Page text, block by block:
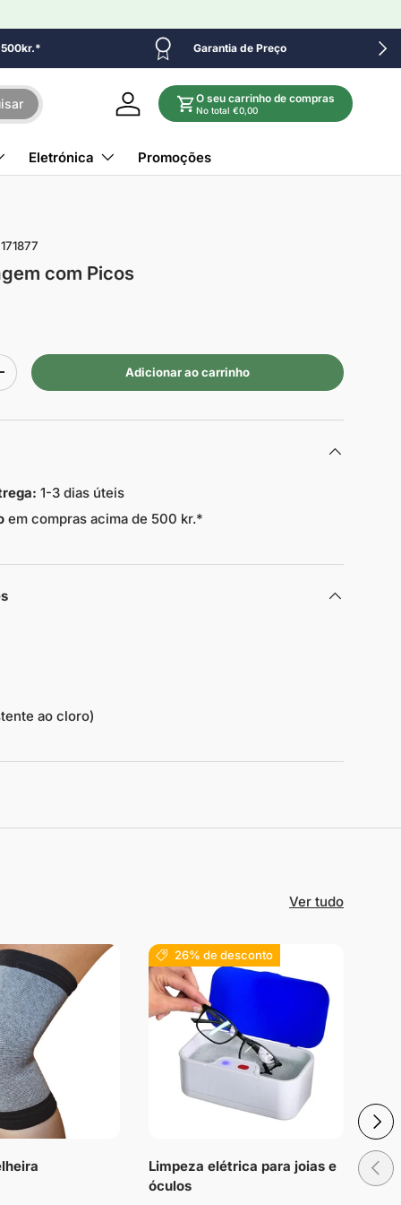
500kr.* Garantia de Preço
Iniciar sessão
O seu carrinho de compras
No total €0,00
Eletrónica Promoções
171877
com Picos
Adicionar ao carrinho
1-3 dias úteis
em compras acima de 500 kr.*
ao cloro)
Ver tudo
26% de desconto
Limpeza elétrica para joias e
óculos